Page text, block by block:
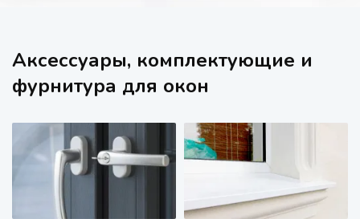
Аксессуары, комплектующие и
фурнитура для окон